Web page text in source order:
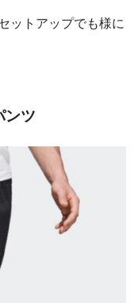
ットアップでも様に
ンツ